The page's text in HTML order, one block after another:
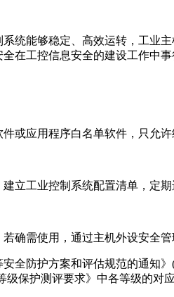
统能够稳定、高效运转，工
在工控信息安全的建设工作中事
或应用程序白名单软件，只允
立工业控制系统配置清单，定期
确需使用，通过主机外设安全
全防护方案和评估规范的通知
保护测评要求》中各等级的对应